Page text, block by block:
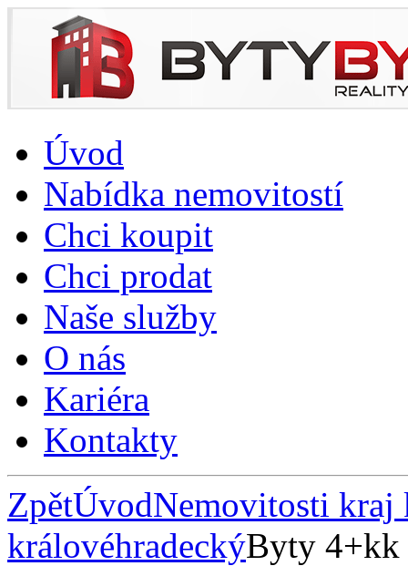
Úvod
Nabídka nemovitostí
Chci koupit
Chci prodat
Naše služby
O nás
Kariéra
Kontakty
ZpětÚvodNemovitosti kraj
královéhradeckýByty 4+kk